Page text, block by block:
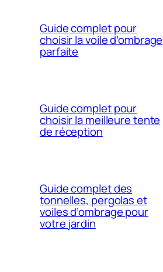
Guide complet pour
choisir la voile d’ombrage
parfaite
Guide complet pour
choisir la meilleure tente
de réception
Guide complet des
tonnelles, pergolas et
voiles d’ombrage pour
votre jardin